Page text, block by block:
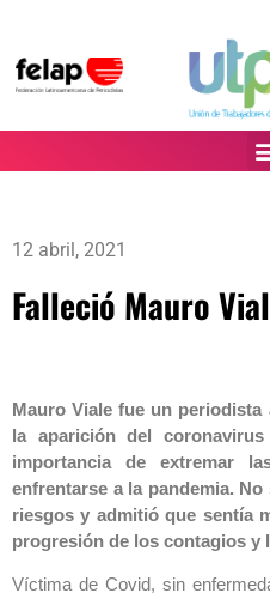
12 abril, 2021
Falleció Mauro
Mauro Viale fue un
la aparición del
importancia de extremar
enfrentarse a la pandemia.
riesgos y admitió que sentía
progresión de los contagios y
Víctima de Covid, sin